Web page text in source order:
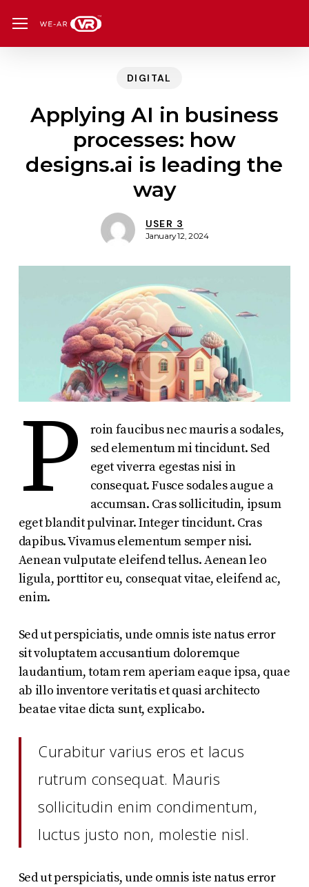
Menu
DIGITAL
Applying AI in business
processes: how
designs.ai is leading the
way
USER 3
January 12, 2024
P
roin faucibus nec mauris a sodales,
sed elementum mi tincidunt. Sed
eget viverra egestas nisi in
consequat. Fusce sodales augue a
accumsan. Cras sollicitudin, ipsum
eget blandit pulvinar. Integer tincidunt. Cras
dapibus. Vivamus elementum semper nisi.
Aenean vulputate eleifend tellus. Aenean leo
ligula, porttitor eu, consequat vitae, eleifend ac,
enim.
Sed ut perspiciatis, unde omnis iste natus error
sit voluptatem accusantium doloremque
laudantium, totam rem aperiam eaque ipsa, quae
ab illo inventore veritatis et quasi architecto
beatae vitae dicta sunt, explicabo.
Curabitur varius eros et lacus
rutrum consequat. Mauris
sollicitudin enim condimentum,
luctus justo non, molestie nisl.
Sed ut perspiciatis, unde omnis iste natus error